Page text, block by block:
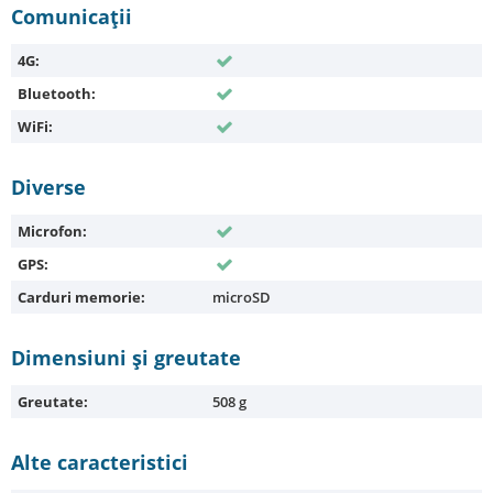
Comunicaţii
4G:
Bluetooth:
WiFi:
Diverse
Microfon:
GPS:
Carduri memorie:
microSD
Dimensiuni și greutate
Greutate: 508 g
Alte caracteristici